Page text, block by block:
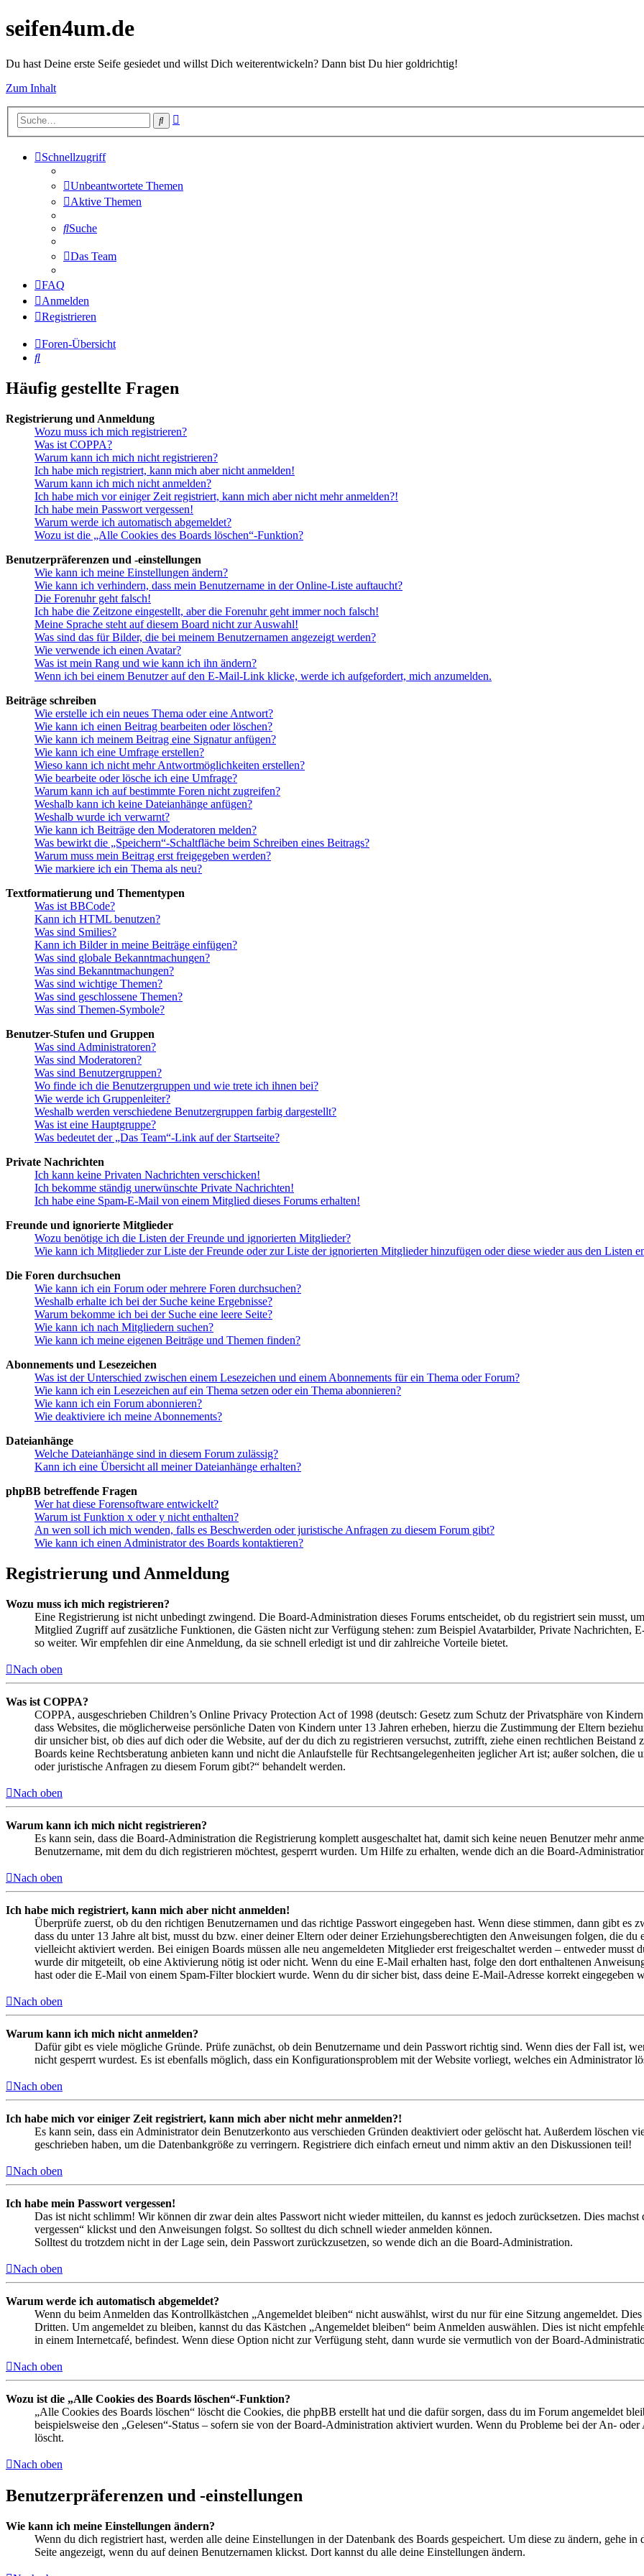
seifen4um.de
Du hast Deine erste Seife gesiedet und willst Dich weiterentwickeln? Dann bist Du hier goldrichtig!
Zum Inhalt
Suche
Schnellzugriff
Unbeantwortete Themen
Aktive Themen
Suche
Das Team
FAQ
Anmelden
Registrieren
Foren-Übersicht
Suche
Häufig gestellte Fragen
Registrierung und Anmeldung
Wozu muss ich mich registrieren?
Was ist COPPA?
Warum kann ich mich nicht registrieren?
Ich habe mich registriert, kann mich aber nicht anmelden!
Warum kann ich mich nicht anmelden?
Ich habe mich vor einiger Zeit registriert, kann mich aber nicht mehr anmelden?!
Ich habe mein Passwort vergessen!
Warum werde ich automatisch abgemeldet?
Wozu ist die „Alle Cookies des Boards löschen“-Funktion?
Benutzerpräferenzen und -einstellungen
Wie kann ich meine Einstellungen ändern?
Wie kann ich verhindern, dass mein Benutzername in der Online-Liste auftaucht?
Die Forenuhr geht falsch!
Ich habe die Zeitzone eingestellt, aber die Forenuhr geht immer noch falsch!
Meine Sprache steht auf diesem Board nicht zur Auswahl!
Was sind das für Bilder, die bei meinem Benutzernamen angezeigt werden?
Wie verwende ich einen Avatar?
Was ist mein Rang und wie kann ich ihn ändern?
Wenn ich bei einem Benutzer auf den E-Mail-Link klicke, werde ich aufgefordert, mich anzumelden.
Beiträge schreiben
Wie erstelle ich ein neues Thema oder eine Antwort?
Wie kann ich einen Beitrag bearbeiten oder löschen?
Wie kann ich meinem Beitrag eine Signatur anfügen?
Wie kann ich eine Umfrage erstellen?
Wieso kann ich nicht mehr Antwortmöglichkeiten erstellen?
Wie bearbeite oder lösche ich eine Umfrage?
Warum kann ich auf bestimmte Foren nicht zugreifen?
Weshalb kann ich keine Dateianhänge anfügen?
Weshalb wurde ich verwarnt?
Wie kann ich Beiträge den Moderatoren melden?
Was bewirkt die „Speichern“-Schaltfläche beim Schreiben eines Beitrags?
Warum muss mein Beitrag erst freigegeben werden?
Wie markiere ich ein Thema als neu?
Textformatierung und Thementypen
Was ist BBCode?
Kann ich HTML benutzen?
Was sind Smilies?
Kann ich Bilder in meine Beiträge einfügen?
Was sind globale Bekanntmachungen?
Was sind Bekanntmachungen?
Was sind wichtige Themen?
Was sind geschlossene Themen?
Was sind Themen-Symbole?
Benutzer-Stufen und Gruppen
Was sind Administratoren?
Was sind Moderatoren?
Was sind Benutzergruppen?
Wo finde ich die Benutzergruppen und wie trete ich ihnen bei?
Wie werde ich Gruppenleiter?
Weshalb werden verschiedene Benutzergruppen farbig dargestellt?
Was ist eine Hauptgruppe?
Was bedeutet der „Das Team“-Link auf der Startseite?
Private Nachrichten
Ich kann keine Privaten Nachrichten verschicken!
Ich bekomme ständig unerwünschte Private Nachrichten!
Ich habe eine Spam-E-Mail von einem Mitglied dieses Forums erhalten!
Freunde und ignorierte Mitglieder
Wozu benötige ich die Listen der Freunde und ignorierten Mitglieder?
Wie kann ich Mitglieder zur Liste der Freunde oder zur Liste der ignorierten Mitglieder hinzufügen oder diese wieder aus den Listen
Die Foren durchsuchen
Wie kann ich ein Forum oder mehrere Foren durchsuchen?
Weshalb erhalte ich bei der Suche keine Ergebnisse?
Warum bekomme ich bei der Suche eine leere Seite?
Wie kann ich nach Mitgliedern suchen?
Wie kann ich meine eigenen Beiträge und Themen finden?
Abonnements und Lesezeichen
Was ist der Unterschied zwischen einem Lesezeichen und einem Abonnements für ein Thema oder Forum?
Wie kann ich ein Lesezeichen auf ein Thema setzen oder ein Thema abonnieren?
Wie kann ich ein Forum abonnieren?
Wie deaktiviere ich meine Abonnements?
Dateianhänge
Welche Dateianhänge sind in diesem Forum zulässig?
Kann ich eine Übersicht all meiner Dateianhänge erhalten?
phpBB betreffende Fragen
Wer hat diese Forensoftware entwickelt?
Warum ist Funktion x oder y nicht enthalten?
An wen soll ich mich wenden, falls es Beschwerden oder juristische Anfragen zu diesem Forum gibt?
Wie kann ich einen Administrator des Boards kontaktieren?
Registrierung und Anmeldung
Wozu muss ich mich registrieren?
Eine Registrierung ist nicht unbedingt zwingend. Die Board-Administration dieses Forums entscheidet, ob du registriert sein musst,
Mitglied Zugriff auf zusätzliche Funktionen, die Gästen nicht zur Verfügung stehen: zum Beispiel Avatarbilder, Private Nachrichten,
so weiter. Wir empfehlen dir eine Anmeldung, da sie schnell erledigt ist und dir zahlreiche Vorteile bietet.
Nach oben
Was ist COPPA?
COPPA, ausgeschrieben Children’s Online Privacy Protection Act of 1998 (deutsch: Gesetz zum Schutz der Privatsphäre von
dass Websites, die möglicherweise persönliche Daten von Kindern unter 13 Jahren erheben, hierzu die Zustimmung der Eltern
dir unsicher bist, ob dies auf dich oder die Website, auf der du dich zu registrieren versuchst, zutrifft, ziehe einen rechtlichen
Boards keine Rechtsberatung anbieten kann und nicht die Anlaufstelle für Rechtsangelegenheiten jeglicher Art ist; außer solchen,
oder juristische Anfragen zu diesem Forum gibt?“ behandelt werden.
Nach oben
Warum kann ich mich nicht registrieren?
Es kann sein, dass die Board-Administration die Registrierung komplett ausgeschaltet hat, damit sich keine neuen Benutzer mehr
Benutzername, mit dem du dich registrieren möchtest, gesperrt wurden. Um Hilfe zu erhalten, wende dich an die Board-
Nach oben
Ich habe mich registriert, kann mich aber nicht anmelden!
Überprüfe zuerst, ob du den richtigen Benutzernamen und das richtige Passwort eingegeben hast. Wenn diese stimmen, dann gibt es
dass du unter 13 Jahre alt bist, musst du bzw. einer deiner Eltern oder deiner Erziehungsberechtigten den Anweisungen folgen, die
vielleicht aktiviert werden. Bei einigen Boards müssen alle neu angemeldeten Mitglieder erst freigeschaltet werden – entweder musst
wurde dir mitgeteilt, ob eine Aktivierung nötig ist oder nicht. Wenn du eine E-Mail erhalten hast, folge den dort enthaltenen
hast oder die E-Mail von einem Spam-Filter blockiert wurde. Wenn du dir sicher bist, dass deine E-Mail-Adresse korrekt eingegeben
Nach oben
Warum kann ich mich nicht anmelden?
Dafür gibt es viele mögliche Gründe. Prüfe zunächst, ob dein Benutzername und dein Passwort richtig sind. Wenn dies der Fall ist,
nicht gesperrt wurdest. Es ist ebenfalls möglich, dass ein Konfigurationsproblem mit der Website vorliegt, welches ein Administrator
Nach oben
Ich habe mich vor einiger Zeit registriert, kann mich aber nicht mehr anmelden?!
Es kann sein, dass ein Administrator dein Benutzerkonto aus verschieden Gründen deaktiviert oder gelöscht hat. Außerdem löschen
geschrieben haben, um die Datenbankgröße zu verringern. Registriere dich einfach erneut und nimm aktiv an den Diskussionen teil!
Nach oben
Ich habe mein Passwort vergessen!
Das ist nicht schlimm! Wir können dir zwar dein altes Passwort nicht wieder mitteilen, du kannst es jedoch zurücksetzen. Dies
vergessen“ klickst und den Anweisungen folgst. So solltest du dich schnell wieder anmelden können.
Solltest du trotzdem nicht in der Lage sein, dein Passwort zurückzusetzen, so wende dich an die Board-Administration.
Nach oben
Warum werde ich automatisch abgemeldet?
Wenn du beim Anmelden das Kontrollkästchen „Angemeldet bleiben“ nicht auswählst, wirst du nur für eine Sitzung angemeldet.
Dritten. Um angemeldet zu bleiben, kannst du das Kästchen „Angemeldet bleiben“ beim Anmelden auswählen. Dies ist nicht
in einem Internetcafé, befindest. Wenn diese Option nicht zur Verfügung steht, dann wurde sie vermutlich von der Board-
Nach oben
Wozu ist die „Alle Cookies des Boards löschen“-Funktion?
„Alle Cookies des Boards löschen“ löscht die Cookies, die phpBB erstellt hat und die dafür sorgen, dass du im Forum angemeldet
beispielsweise den „Gelesen“-Status – sofern sie von der Board-Administration aktiviert wurden. Wenn du Probleme bei der An-
löscht.
Nach oben
Benutzerpräferenzen und -einstellungen
Wie kann ich meine Einstellungen ändern?
Wenn du dich registriert hast, werden alle deine Einstellungen in der Datenbank des Boards gespeichert. Um diese zu ändern, gehe
Seite angezeigt, wenn du auf deinen Benutzernamen klickst. Dort kannst du alle deine Einstellungen ändern.